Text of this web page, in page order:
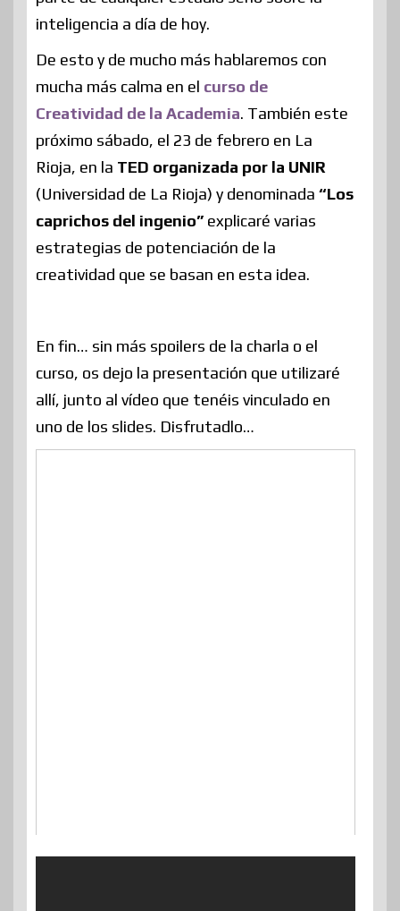
inteligencia a día de hoy.
De esto y de mucho más hablaremos con
mucha más calma en el curso de
Creatividad de la Academia. También este
próximo sábado, el 23 de febrero en La
Rioja, en la TED organizada por la UNIR
(Universidad de La Rioja) y denominada “Los
caprichos del ingenio” explicaré varias
estrategias de potenciación de la
creatividad que se basan en esta idea.
En fin… sin más spoilers de la charla o el
curso, os dejo la presentación que utilizaré
allí, junto al vídeo que tenéis vinculado en
uno de los slides. Disfrutadlo…